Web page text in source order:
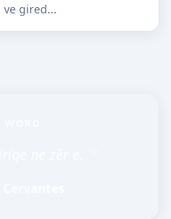
gired...